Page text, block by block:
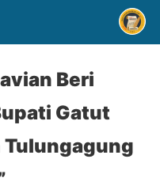
Beri
Gatut
Tulungagung